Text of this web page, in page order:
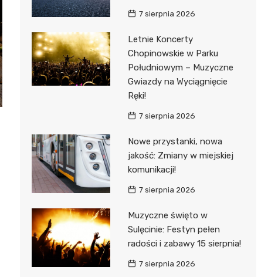
7 sierpnia 2026
Letnie Koncerty
Chopinowskie w Parku
Południowym – Muzyczne
Gwiazdy na Wyciągnięcie
Ręki!
7 sierpnia 2026
Nowe przystanki, nowa
jakość: Zmiany w miejskiej
komunikacji!
7 sierpnia 2026
Muzyczne święto w
Sulęcinie: Festyn pełen
radości i zabawy 15 sierpnia!
7 sierpnia 2026